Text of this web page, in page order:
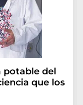
potable del
que los